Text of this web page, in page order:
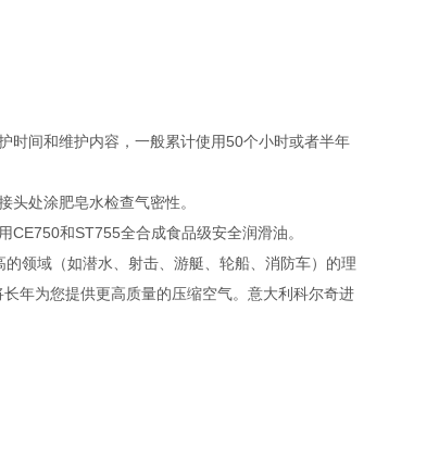
时间和维护内容，一般累计使用50个小时或者半年
处涂肥皂水检查气密性。
和ST755全合成食品级安全润滑油。
领域（如潜水、射击、游艇、轮船、消防车）的理
年为您提供更高质量的压缩空气。意大利科尔奇进